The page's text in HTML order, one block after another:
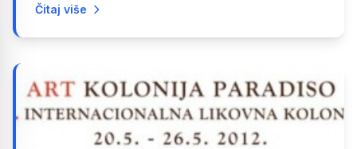
Čitaj više